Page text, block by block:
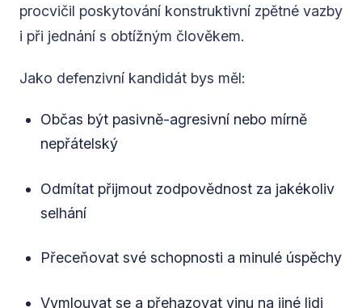
procvičil poskytování konstruktivní zpětné vazby
i při jednání s obtížným člověkem.
Jako defenzivní kandidát bys měl:
Občas být pasivně-agresivní nebo mírně
nepřátelský
Odmítat přijmout zodpovědnost za jakékoliv
selhání
Přeceňovat své schopnosti a minulé úspěchy
Vymlouvat se a přehazovat vinu na jiné lidi